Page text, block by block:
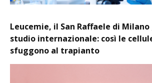
Leucemie, il San Raffaele di
studio internazionale: così le
sfuggono al trapianto